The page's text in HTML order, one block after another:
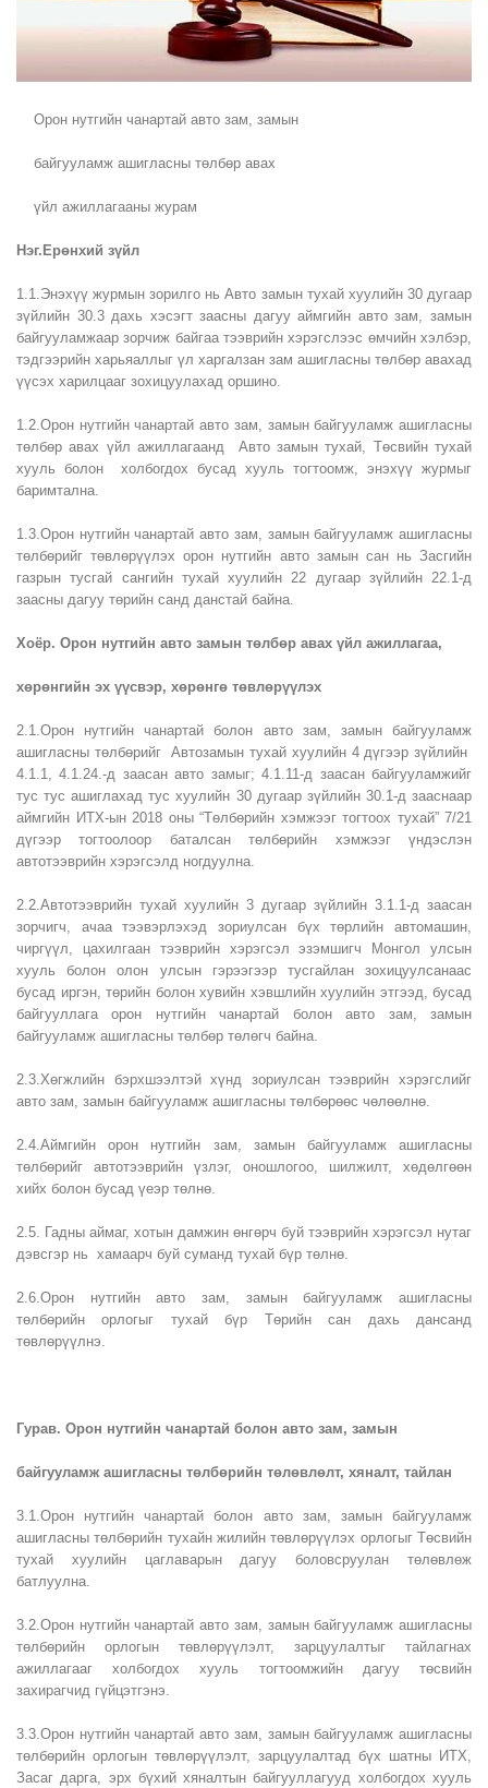
Орон нутгийн чанартай авто зам, замын
байгууламж ашигласны төлбөр авах
үйл ажиллагааны журам
Нэг.Ерөнхий зүйл
1.1.Энэхүү журмын зорилго нь Авто замын тухай хуулийн 30 дугаар
зүйлийн 30.3 дахь хэсэгт заасны дагуу аймгийн авто зам, замын
байгууламжаар зорчиж байгаа тээврийн хэрэгслээс өмчийн хэлбэр,
тэдгээрийн харьяаллыг үл харгалзан зам ашигласны төлбөр авахад
үүсэх харилцааг зохицуулахад оршино.
1.2.Орон нутгийн чанартай авто зам, замын байгууламж ашигласны
төлбөр авах үйл ажиллагаанд Авто замын тухай, Төсвийн тухай
хууль болон холбогдох бусад хууль тогтоомж, энэхүү журмыг
баримтална.
1.3.Орон нутгийн чанартай авто зам, замын байгууламж ашигласны
төлбөрийг төвлөрүүлэх орон нутгийн авто замын сан нь Засгийн
газрын тусгай сангийн тухай хуулийн 22 дугаар зүйлийн 22.1-д
заасны дагуу төрийн санд данстай байна.
Хоёр. Орон нутгийн авто замын төлбөр авах үйл ажиллагаа,
хөрөнгийн эх үүсвэр, хөрөнгө төвлөрүүлэх
2.1.Орон нутгийн чанартай болон авто зам, замын байгууламж
ашигласны төлбөрийгАвтозамын тухай хуулийн 4 дүгээр зүйлийн
4.1.1, 4.1.24.-д заасан авто замыг; 4.1.11-д заасан байгууламжийг
тус тус ашиглахад тус хуулийн 30 дугаар зүйлийн 30.1-д зааснаар
аймгийн ИТХ-ын 2018 оны “Төлбөрийн хэмжээг тогтоох тухай” 7/21
дүгээр тогтоолоор баталсан төлбөрийн хэмжээг үндэслэн
автотээврийн хэрэгсэлд ногдуулна.
2.2.Автотээврийн тухай хуулийн 3 дугаар зүйлийн 3.1.1-д заасан
зорчигч, ачаа тээвэрлэхэд зориулсан бүх төрлийн автомашин,
чиргүүл, цахилгаан тээврийн хэрэгсэл эзэмшигч Монгол улсын
хууль болон олон улсын гэрээгээр тусгайлан зохицуулсанаас
бусад иргэн, төрийн болон хувийн хэвшлийн хуулийн этгээд, бусад
байгууллага орон нутгийн чанартай болон авто зам, замын
байгууламж ашигласны төлбөр төлөгч байна.
2.3.Хөгжлийн бэрхшээлтэй хүнд зориулсан тээврийн хэрэгслийг
авто зам, замын байгууламж ашигласны төлбөрөөс чөлөөлнө.
2.4.Аймгийн орон нутгийн зам, замын байгууламж ашигласны
төлбөрийг автотээврийн үзлэг, оношлогоо, шилжилт, хөдөлгөөн
хийх болон бусад үеэр төлнө.
2.5. Гадны аймаг, хотын дамжин өнгөрч буй тээврийн хэрэгсэл нутаг
дэвсгэр нь хамаарч буй суманд тухай бүр төлнө.
2.6.Орон нутгийн авто зам, замын байгууламж ашигласны
төлбөрийн орлогыг тухай бүр Төрийн сан дахь дансанд
төвлөрүүлнэ.
Гурав. Орон нутгийн чанартай болон авто зам, замын
байгууламж ашигласны төлбөрийн төлөвлөлт, хяналт, тайлан
3.1.Орон нутгийн чанартай болон авто зам, замын байгууламж
ашигласны төлбөрийн тухайн жилийн төвлөрүүлэх орлогыг Төсвийн
тухай хуулийн цаглаварын дагуу боловсруулан төлөвлөж
батлуулна.
3.2.Орон нутгийн чанартай авто зам, замын байгууламж ашигласны
төлбөрийн орлогын төвлөрүүлэлт, зарцуулалтыг тайлагнах
ажиллагааг холбогдох хууль тогтоомжийн дагуу төсвийн
захирагчид гүйцэтгэнэ.
3.3.Орон нутгийн чанартай авто зам, замын байгууламж ашигласны
төлбөрийн орлогын төвлөрүүлэлт, зарцуулалтад бүх шатны ИТХ,
Засаг дарга, эрх бүхий хяналтын байгууллагууд холбогдох хууль